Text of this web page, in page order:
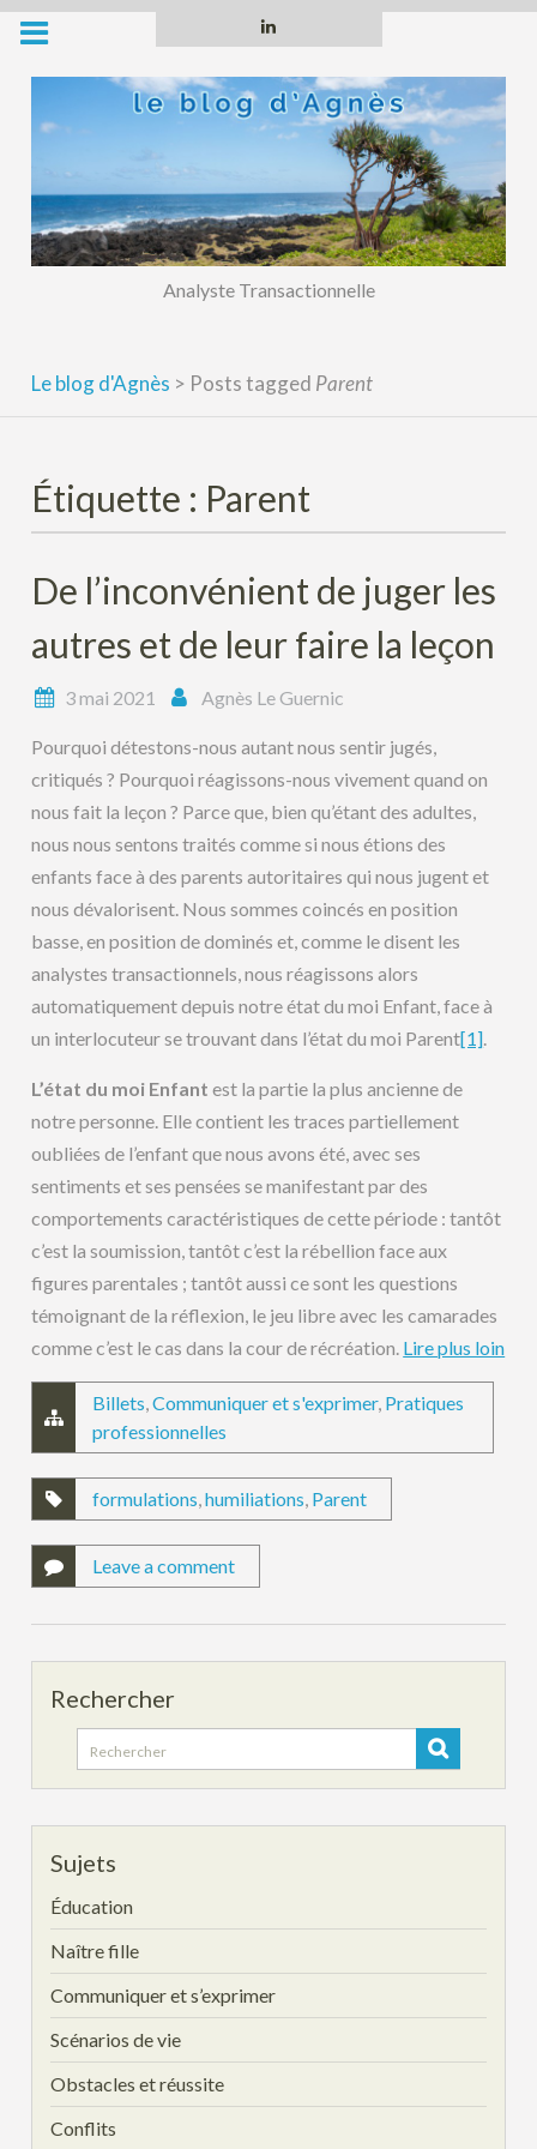
Skip
content
Analyste Transactionnelle
Le blog d'Agnès > Posts tagged Parent
Étiquette : Parent
De l’inconvénient de juger les
autres et de leur faire la leçon
3 mai 2021 Agnès Le Guernic
Pourquoi détestons-nous autant nous sentir jugés,
critiqués ? Pourquoi réagissons-nous vivement quand on
nous fait la leçon ? Parce que, bien qu’étant des adultes,
nous nous sentons traités comme si nous étions des
enfants face à des parents autoritaires qui nous jugent et
nous dévalorisent. Nous sommes coincés en position
basse, en position de dominés et, comme le disent les
analystes transactionnels, nous réagissons alors
automatiquement depuis notre état du moi Enfant, face à
un interlocuteur se trouvant dans l’état du moi Parent[1].
L’état du moi Enfant est la partie la plus ancienne de
notre personne. Elle contient les traces partiellement
oubliées de l’enfant que nous avons été, avec ses
sentiments et ses pensées se manifestant par des
comportements caractéristiques de cette période : tantôt
c’est la soumission, tantôt c’est la rébellion face aux
figures parentales ; tantôt aussi ce sont les questions
témoignant de la réflexion, le jeu libre avec les camarades
comme c’est le cas dans la cour de récréation. Lire plus loin
Billets,Communiquer et s'exprimer, Pratiques
professionnelles
formulations,humiliations, Parent
Leave a comment
Rechercher
Search
for:
Sujets
Éducation
Naître fille
Communiquer et s’exprimer
Scénarios de vie
Obstacles et réussite
Conflits